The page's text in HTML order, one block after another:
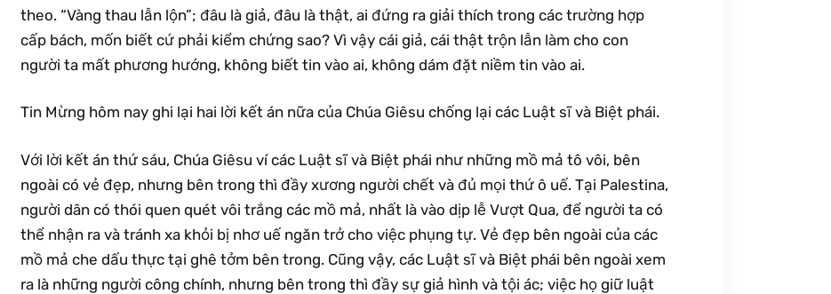
theo. “Vàng thau lẫn lộn”; đâu là giả, đâu là thật, ai đứng ra giải thích trong các trường hợp
cấp bách, mốn biết cứ phải kiểm chứng sao? Vì vậy cái giả, cái thật trộn lẫn làm cho con
người ta mất phương hướng, không biết tin vào ai, không dám đặt niềm tin vào ai.
Tin Mừng hôm nay ghi lại hai lời kết án nữa của Chúa Giêsu chống lại các Luật sĩ và Biệt phái.
Với lời kết án thứ sáu, Chúa Giêsu ví các Luật sĩ và Biệt phái như những mồ mả tô vôi, bên
ngoài có vẻ đẹp, nhưng bên trong thì đầy xương người chết và đủ mọi thứ ô uế. Tại Palestina,
người dân có thói quen quét vôi trắng các mồ mả, nhất là vào dịp lễ Vượt Qua, để người ta có
thể nhận ra và tránh xa khỏi bị nhơ uế ngăn trở cho việc phụng tự. Vẻ đẹp bên ngoài của các
mồ mả che dấu thực tại ghê tởm bên trong. Cũng vậy, các Luật sĩ và Biệt phái bên ngoài xem
ra là những người công chính, nhưng bên trong thì đầy sự giả hình và tội ác; việc họ giữ luật